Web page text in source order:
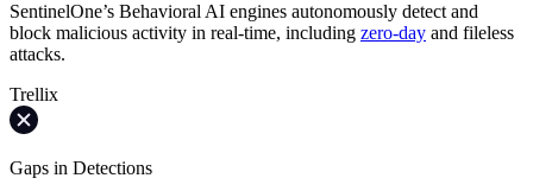
SentinelOne’s Behavioral AI engines autonomously detect and
block malicious activity in real-time, including zero-day and fileless
attacks.
Trellix
Gaps in Detections